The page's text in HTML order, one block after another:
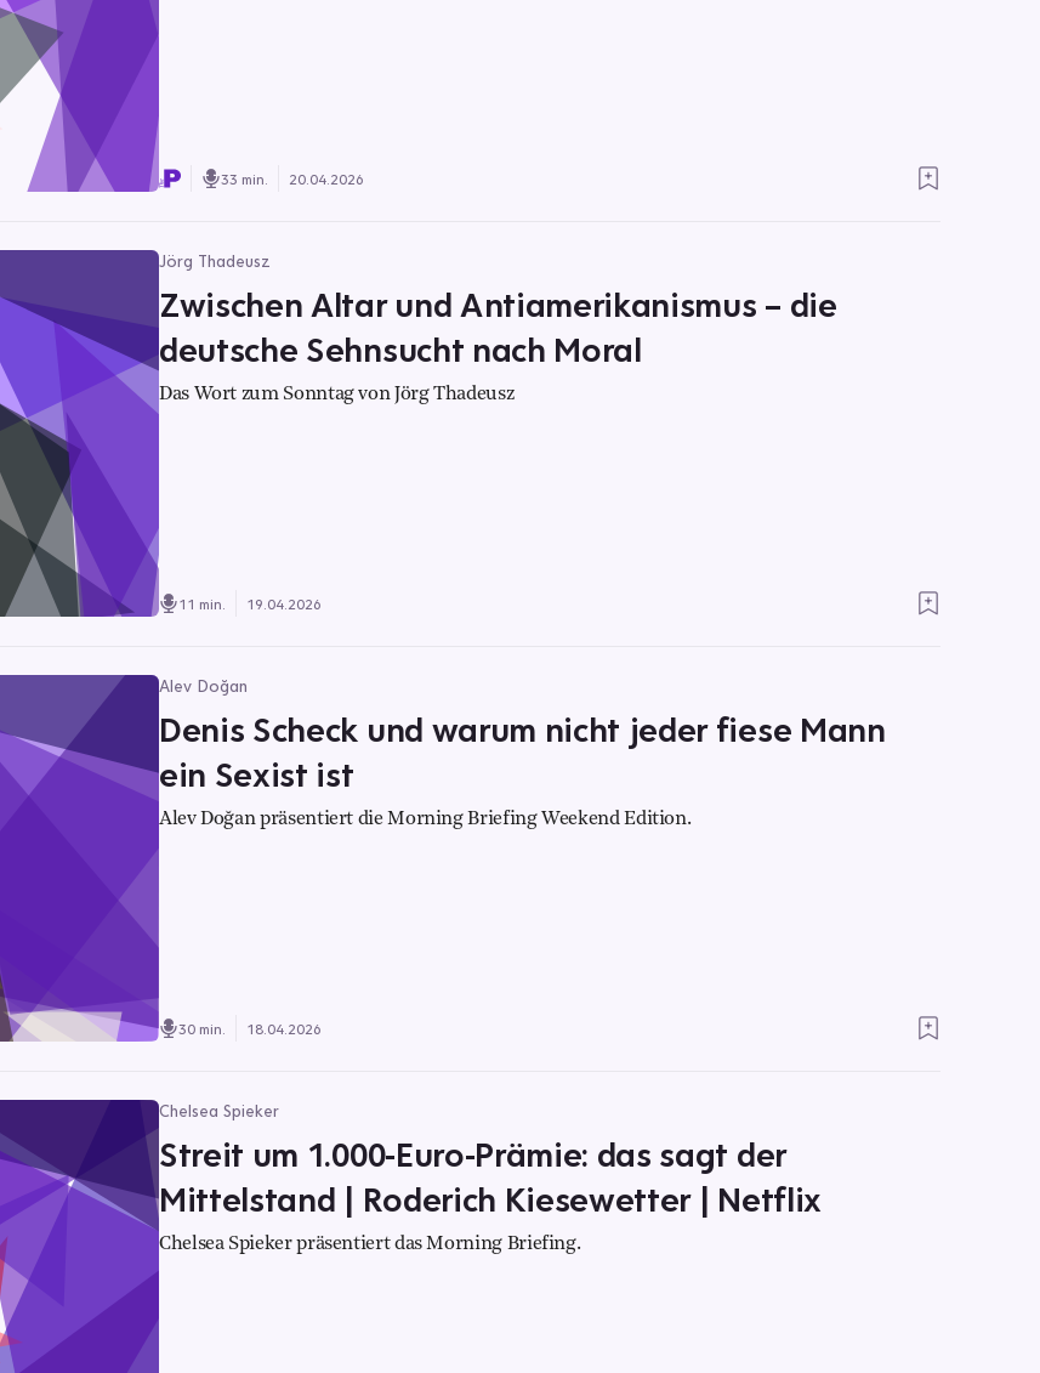
33 min. 20.04.2026
Jörg Thadeusz
Zwischen Altar und Antiamerikanismus – die
deutsche Sehnsucht nach Moral
Das Wort zum Sonntag von Jörg Thadeusz
11 min. 19.04.2026
Alev Doğan
Denis Scheck und warum nicht jeder fiese Mann
ein Sexist ist
Alev Doğan präsentiert die Morning Briefing Weekend Edition.
30 min. 18.04.2026
Chelsea Spieker
Streit um 1.000-Euro-Prämie: das sagt der
Mittelstand | Roderich Kiesewetter | Netflix
Chelsea Spieker präsentiert das Morning Briefing.